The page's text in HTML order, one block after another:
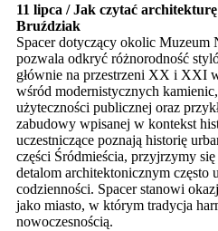
11 lipca / Jak czytać
Bruździak
Spacer dotyczący okolic Muzeum
pozwala odkryć różnorodność
głównie na przestrzeni XX i XXI
wśród modernistycznych
użyteczności publicznej oraz
zabudowy wpisanej w kontekst
uczestniczące poznają historię
części Śródmieścia, przyjrzymy
detalom architektonicznym często
codzienności. Spacer stanowi
jako miasto, w którym tradycja
nowoczesnością.